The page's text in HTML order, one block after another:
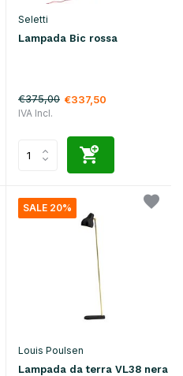
Seletti
Lampada Bic rossa
€375,00 €337,50
IVA Incl.
SALE 20%
Louis Poulsen
Lampada da terra VL38 nera